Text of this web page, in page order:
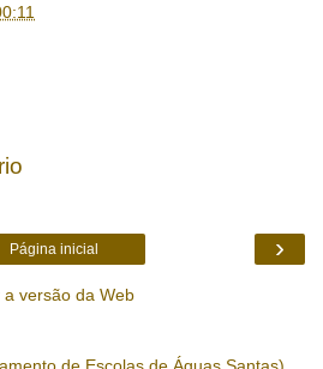
›
Página inicial
a versão da Web